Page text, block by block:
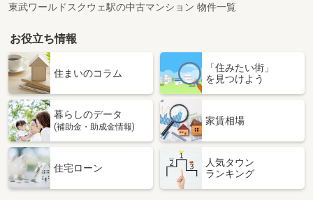
東武ワールドスクウェ駅の中古マンション 物件一覧
お役立ち情報
住まいのコラム
「住みたい街」
を見つけよう
暮らしのデータ
(補助金・助成金情報)
家賃相場
住宅ローン
人気タウン
ランキング